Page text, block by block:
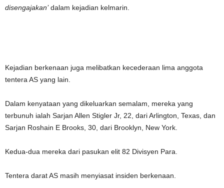
disengajakan’dalam kejadian kelmarin.
Kejadian berkenaan juga melibatkan kecederaan lima anggota
tentera AS yang lain.
Dalam kenyataan yang dikeluarkan semalam, mereka yang
terbunuh ialah Sarjan Allen Stigler Jr, 22, dari Arlington, Texas, dan
Sarjan Roshain E Brooks, 30, dari Brooklyn, New York.
Kedua-dua mereka dari pasukan elit 82 Divisyen Para.
Tentera darat AS masih menyiasat insiden berkenaan.